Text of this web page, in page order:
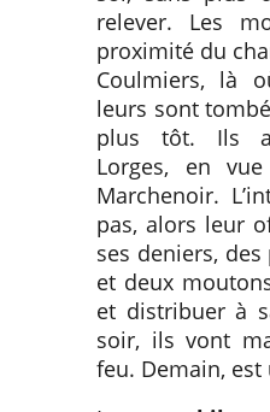
relever. Les
proximité du
Coulmiers, là
leurs sont
plus tôt. Ils
Lorges, en
Marchenoir.
pas, alors leur
ses deniers,
et deux
et distribuer à
soir, ils vont
feu. Demain,